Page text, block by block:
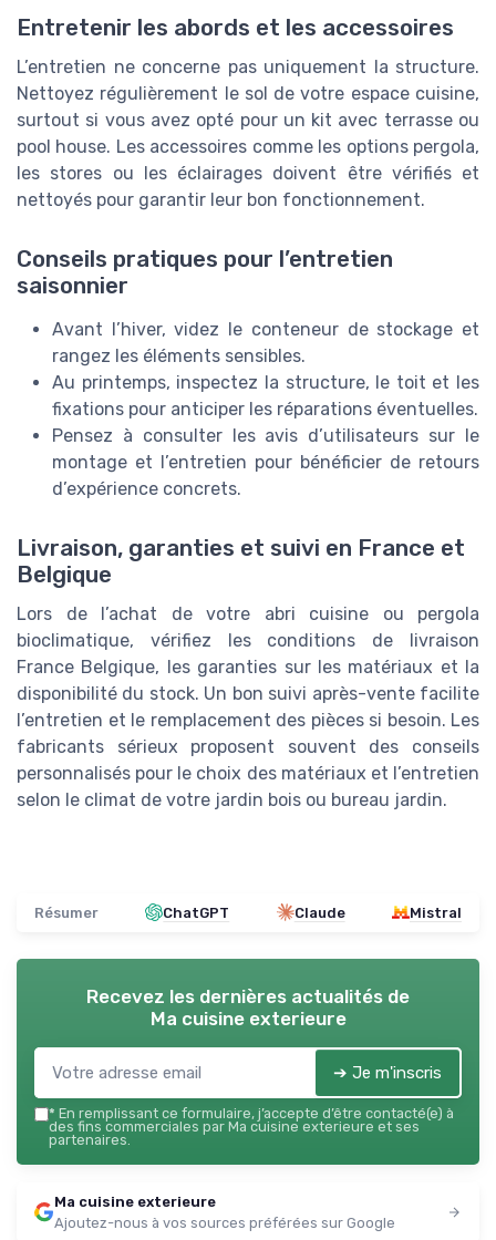
Entretenir les abords et les accessoires
L’entretien ne concerne pas uniquement la structure.
Nettoyez régulièrement le sol de votre espace cuisine,
surtout si vous avez opté pour un kit avec terrasse ou
pool house. Les accessoires comme les options pergola,
les stores ou les éclairages doivent être vérifiés et
nettoyés pour garantir leur bon fonctionnement.
Conseils pratiques pour l’entretien
saisonnier
Avant l’hiver, videz le conteneur de stockage et
rangez les éléments sensibles.
Au printemps, inspectez la structure, le toit et les
fixations pour anticiper les réparations éventuelles.
Pensez à consulter les avis d’utilisateurs sur le
montage et l’entretien pour bénéficier de retours
d’expérience concrets.
Livraison, garanties et suivi en France et
Belgique
Lors de l’achat de votre abri cuisine ou pergola
bioclimatique, vérifiez les conditions de livraison
France Belgique, les garanties sur les matériaux et la
disponibilité du stock. Un bon suivi après-vente facilite
l’entretien et le remplacement des pièces si besoin. Les
fabricants sérieux proposent souvent des conseils
personnalisés pour le choix des matériaux et l’entretien
selon le climat de votre jardin bois ou bureau jardin.
Résumer ChatGPT Claude Mistral
Recevez les dernières actualités de
Ma cuisine exterieure
➔ Je m'inscris
* En remplissant ce formulaire, j’accepte d’être contacté(e) à
des fins commerciales par Ma cuisine exterieure et ses
partenaires.
Ma cuisine exterieure
Ajoutez-nous à vos sources préférées sur Google